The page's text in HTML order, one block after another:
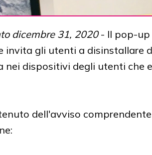
dicembre 31, 2020- Il pop-up
invita gli utenti a disinstallare
nei dispositivi degli utenti che
dell'avviso